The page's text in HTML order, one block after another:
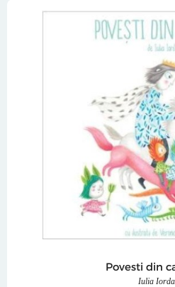
Povesti din
Iulia